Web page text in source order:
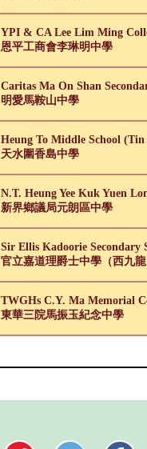
YPI & CA Lee Lim Ming
恩平工商會李琳明中學
Caritas Ma On Shan
明愛馬鞍山中學
Heung To Middle School
天水圍香島中學
N.T. Heung Yee Kuk Yuen
新界鄉議局元朗區中學
Sir Ellis Kadoorie Secondary
官立嘉道理爵士中學（西九龍
TWGHs C.Y. Ma Memorial
東華三院馬振玉紀念中學